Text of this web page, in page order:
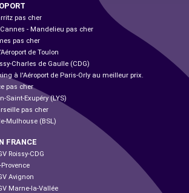
pas cher
- Mandelieu pas cher
pas cher
de Toulon
Charles de Gaulle (CDG)
à l'Aéroport de Paris-Orly au meilleur prix.
pas cher
Saint-Exupéry (LYS)
pas cher
Mulhouse (BSL)
FRANCE
Roissy-CDG
Avignon
Marne-la-Vallée